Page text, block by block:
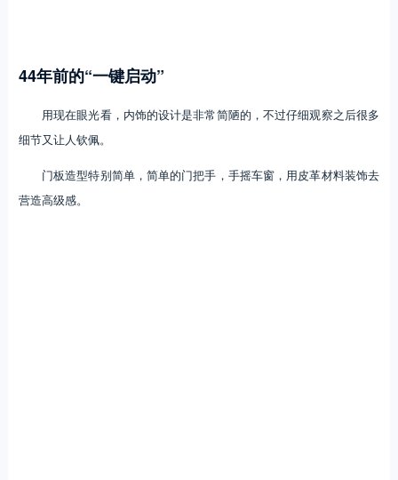
44年前的“一键启动”
用现在眼光看，内饰的设计是非常简陋的，不过仔细观察之后很多
细节又让人钦佩。
门板造型特别简单，简单的门把手，手摇车窗，用皮革材料装饰去
营造高级感。